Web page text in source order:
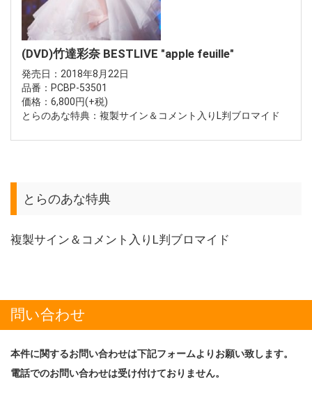
(DVD)竹達彩奈 BESTLIVE "apple feuille"
発売日：2018年8月22日
品番：PCBP-53501
価格：6,800円(+税)
とらのあな特典：複製サイン＆コメント入りL判ブロマイド
とらのあな特典
複製サイン＆コメント入りL判ブロマイド
問い合わせ
本件に関するお問い合わせは下記フォームよりお願い致します。
電話でのお問い合わせは受け付けておりません。